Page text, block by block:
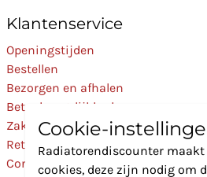
Klantenservice
Openingstijden
Bestellen
Bezorgen en afhalen
Betaalmogelijkheden
Zakelijk
Retourneren
Contact
Cookie-
Radiatorendiscounter
cookies, deze zijn nodig om